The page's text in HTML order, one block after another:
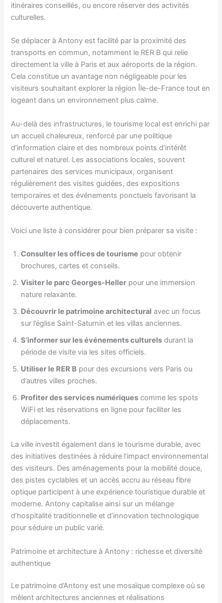
itinéraires conseillés, ou encore réserver des activités
culturelles.
Se déplacer à Antony est facilité par la proximité des
transports en commun, notamment le RER B qui relie
directement la ville à Paris et aux aéroports de la région.
Cela constitue un avantage non négligeable pour les
visiteurs souhaitant explorer la région Île-de-France tout en
logeant dans un environnement plus calme.
Au-delà des infrastructures, le tourisme local est enrichi par
un accueil chaleureux, renforcé par une politique
d’information claire et des nombreux points d’intérêt
culturel et naturel. Les associations locales, souvent
partenaires des services municipaux, organisent
régulièrement des visites guidées, des expositions
temporaires et des événements ponctuels favorisant la
découverte authentique.
Voici une liste à considérer pour bien préparer sa visite :
Consulter les offices de tourisme pour obtenir
brochures, cartes et conseils.
Visiter le parc Georges-Heller pour une immersion
nature relaxante.
Découvrir le patrimoine architectural avec un focus
sur l’église Saint-Saturnin et les villas anciennes.
S’informer sur les événements culturels durant la
période de visite via les sites officiels.
Utiliser le RER B pour des excursions vers Paris ou
d’autres villes proches.
Profiter des services numériques comme les spots
WiFi et les réservations en ligne pour faciliter les
déplacements.
La ville investit également dans le tourisme durable, avec
des initiatives destinées à réduire l’impact environnemental
des visiteurs. Des aménagements pour la mobilité douce,
des pistes cyclables et un accès accru au réseau fibre
optique participent à une expérience touristique durable et
moderne. Antony capitalise ainsi sur un mélange
d’hospitalité traditionnelle et d’innovation technologique
pour séduire un public varié.
Patrimoine et architecture à Antony : richesse et diversité
authentique
Le patrimoine d’Antony est une mosaïque complexe où se
mêlent architectures anciennes et réalisations